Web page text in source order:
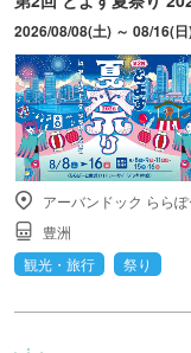
アーバンドック らら
豊洲
観光・旅行
祭り